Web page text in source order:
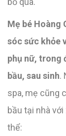
Mẹ bé Hoàng
sóc sức khỏe
phụ nữ, trong
bầu, sau sinh.
spa, mẹ cũng
bầu tại nhà
thể: